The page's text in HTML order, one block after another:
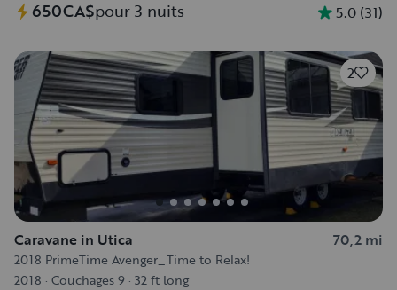
650CA$pour 3 nuits 5.0 (31)
2
Caravane in Utica 70,2 mi
2018 PrimeTime Avenger_Time to Relax!
2018 · Couchages 9 · 32 ft long